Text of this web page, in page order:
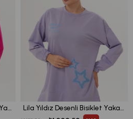
Fuşya Yıldız Desenli Bisiklet Yaka Kadın Sweatshirt Tunik 711 Lila Yıldız Desenli Bisiklet Yaka Kadın Sweatshirt Tunik 711